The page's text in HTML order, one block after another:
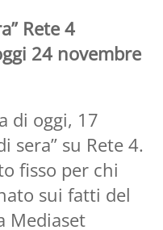
Rete 4
24 novembre
di oggi, 17
sera” su Rete 4.
fisso per chi
sui fatti del
Mediaset